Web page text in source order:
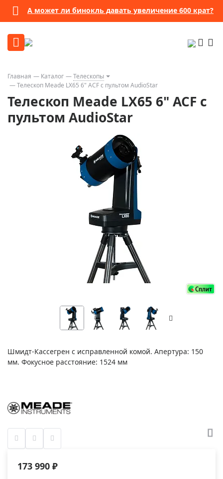
А может ли бинокль давать увеличение 600 крат?
Главная Каталог
Телескопы
Телескоп Meade LX65 6" ACF с пультом AudioStar
Телескоп Meade LX65 6" ACF с
пультом AudioStar
Шмидт-Кассегрен с исправленной комой. Апертура: 150
мм. Фокусное расстояние: 1524 мм
173 990 ₽